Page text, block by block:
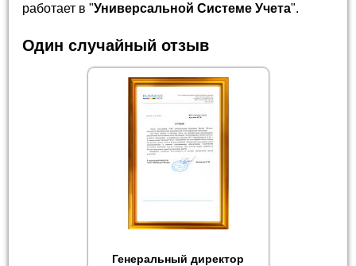
работает в "Универсальной Системе Учета".
Один случайный отзыв
Генеральный директор